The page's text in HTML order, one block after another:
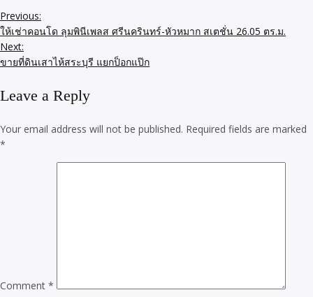
Previous:
ให้เช่าคอนโด ลุมพินีเพลส ศรีนครินทร์-หัวหมาก สเตชั่น 26.05 ตร.ม.
Next:
ขายที่ดินเสาไห้สระบุรี แยกป็อกแป๊ก
Leave a Reply
Your email address will not be published. Required fields are marked
*
Comment *